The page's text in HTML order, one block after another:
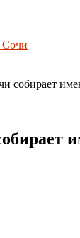
Сочи
собирает